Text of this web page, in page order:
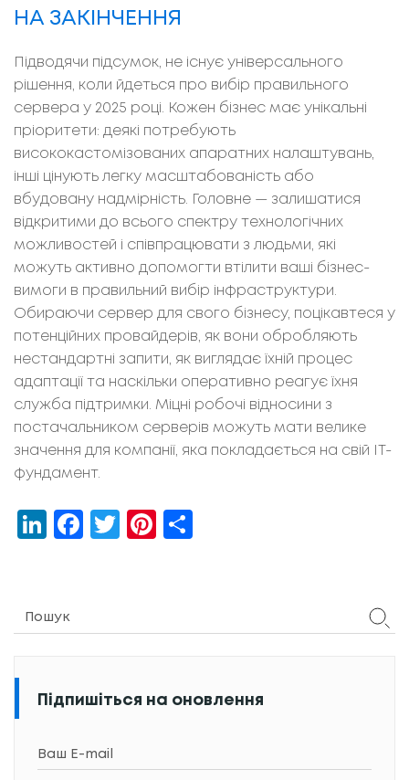
НА ЗАКІНЧЕННЯ
Підводячи підсумок, не існує універсального
рішення, коли йдеться про вибір правильного
сервера у 2025 році. Кожен бізнес має унікальні
пріоритети: деякі потребують
висококастомізованих апаратних налаштувань,
інші цінують легку масштабованість або
вбудовану надмірність. Головне — залишатися
відкритими до всього спектру технологічних
можливостей і співпрацювати з людьми, які
можуть активно допомогти втілити ваші бізнес-
вимоги в правильний вибір інфраструктури.
Обираючи сервер для свого бізнесу, поцікавтеся у
потенційних провайдерів, як вони обробляють
нестандартні запити, як виглядає їхній процес
адаптації та наскільки оперативно реагує їхня
служба підтримки. Міцні робочі відносини з
постачальником серверів можуть мати велике
значення для компанії, яка покладається на свій ІТ-
фундамент.
LinkedIn
Facebook
TwitterPinterest
Підпишіться на оновлення